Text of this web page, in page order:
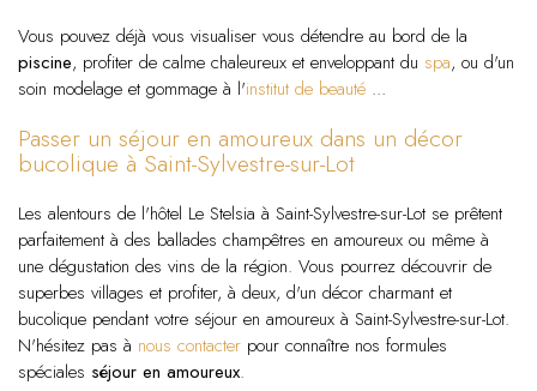
Vous pouvez déjà vous visualiser vous détendre au bord de la
piscine, profiter de calme chaleureux et enveloppant du spa, ou d'un
soin modelage et gommage à l'institut de beauté ...
Passer un séjour en amoureux dans un décor
bucolique à Saint-Sylvestre-sur-Lot
Les alentours de l'hôtel Le Stelsia à Saint-Sylvestre-sur-Lot se prêtent
parfaitement à des ballades champêtres en amoureux ou même à
une dégustation des vins de la région. Vous pourrez découvrir de
superbes villages et profiter, à deux, d'un décor charmant et
bucolique pendant votre séjour en amoureux à Saint-Sylvestre-sur-Lot.
N'hésitez pas à nous contacter pour connaître nos formules
spéciales séjour en amoureux.